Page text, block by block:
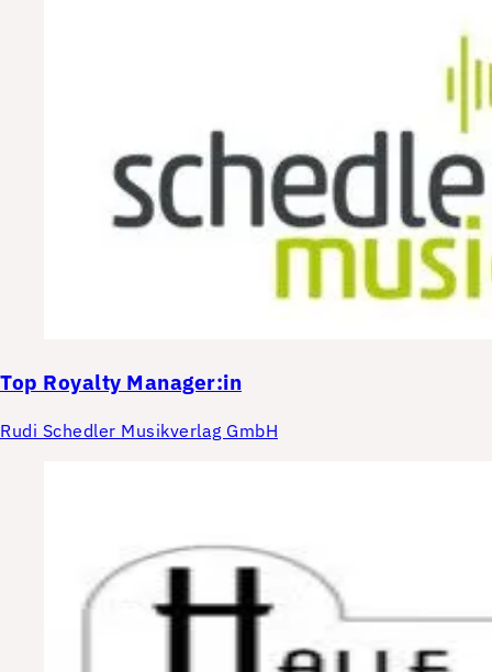
Top Royalty Manager:in
Rudi Schedler Musikverlag GmbH